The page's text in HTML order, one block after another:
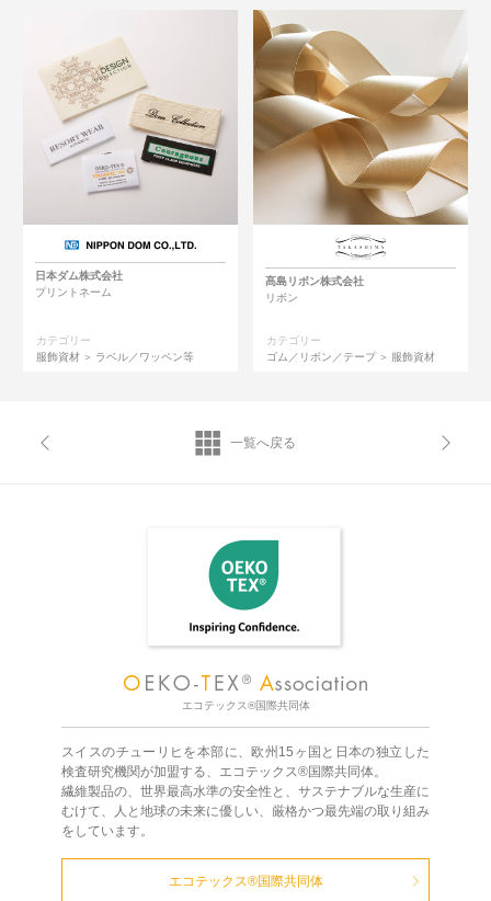
日本ダム株式会社
プリントネーム
カテゴリー
服飾資材
ラベル／ワッペン等
髙島リボン株式会社
リボン
カテゴリー
ゴム／リボン／テープ
服飾資材
一覧へ戻る
エコテックス®国際共同体
スイスのチューリヒを本部に、欧州15ヶ国と日本の独立した
検査研究機関が加盟する、エコテックス®国際共同体。
繊維製品の、世界最高水準の安全性と、サステナブルな生産に
むけて、人と地球の未来に優しい、厳格かつ最先端の取り組み
をしています。
エコテックス®国際共同体